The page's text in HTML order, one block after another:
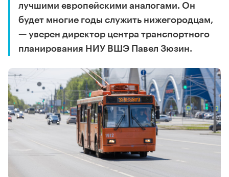
лучшими европейскими аналогами. Он
будет многие годы служить нижегородцам,
— уверен директор центра транспортного
планирования НИУ ВШЭ Павел Зюзин.